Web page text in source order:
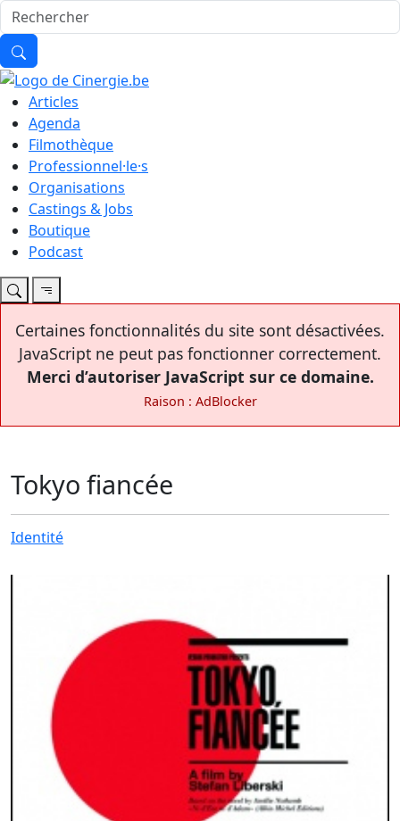
Articles
Agenda
Filmothèque
Professionnel·le·s
Organisations
Castings & Jobs
Boutique
Podcast
Certaines fonctionnalités du site sont désactivées.
JavaScript ne peut pas fonctionner correctement.
Merci d’autoriser JavaScript sur ce domaine.
Raison : AdBlocker
Tokyo fiancée
Identité